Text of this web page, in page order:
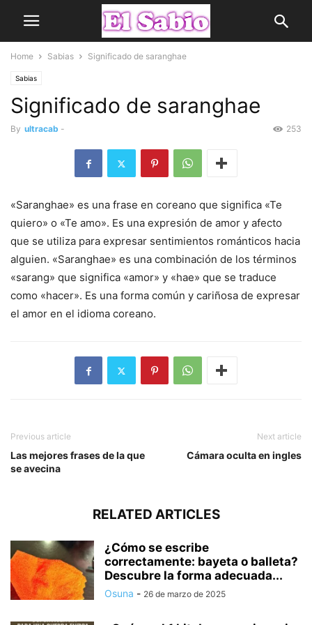
Home Sabias Significado de saranghae
Sabias
Significado de saranghae
By ultracab - 253
«Saranghae» es una frase en coreano que significa «Te
quiero» o «Te amo». Es una expresión de amor y afecto
que se utiliza para expresar sentimientos románticos hacia
alguien. «Saranghae» es una combinación de los términos
«sarang» que significa «amor» y «hae» que se traduce
como «hacer». Es una forma común y cariñosa de expresar
el amor en el idioma coreano.
Previous article
Las mejores frases de la que
se avecina
Next article
Cámara oculta en ingles
RELATED ARTICLES
¿Cómo se escribe
correctamente: bayeta o balleta?
Descubre la forma adecuada...
Osuna - 26 de marzo de 2025